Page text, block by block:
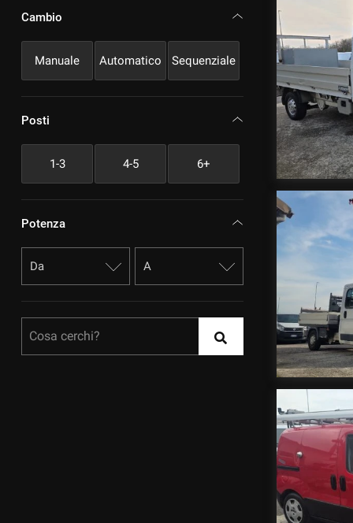
Cambio
Manuale Automatico Sequenziale
Posti
1-3 4-5 6+
Potenza
Cosa cerchi?